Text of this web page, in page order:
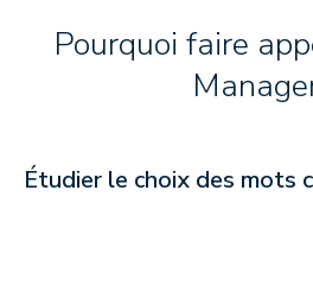
Pourquoi faire
Étudier le choix des mots